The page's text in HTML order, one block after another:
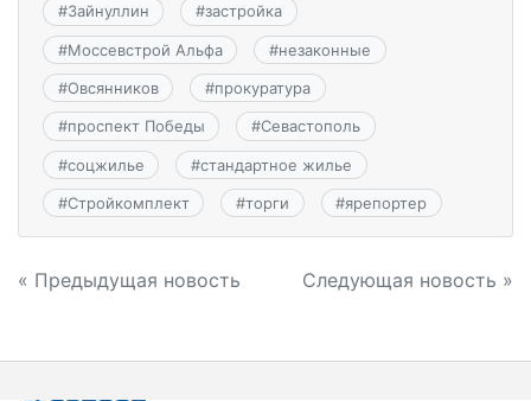
#Зайнуллин #застройка
#Моссевстрой Альфа #незаконные
#Овсянников #прокуратура
#проспект Победы #Севастополь
#соцжилье #стандартное жилье
#Стройкомплект #торги #ярепортер
Навигация
записям
« Предыдущая новость Следующая новость »